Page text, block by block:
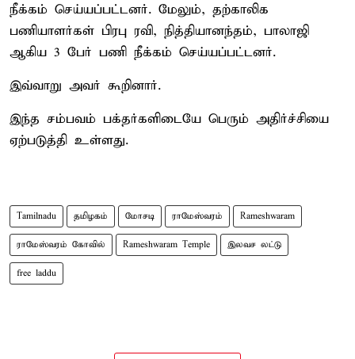
நீக்கம் செய்யப்பட்டனர். மேலும், தற்காலிக
பணியாளர்கள் பிரபு ரவி, நித்தியானந்தம், பாலாஜி
ஆகிய 3 பேர் பணி நீக்கம் செய்யப்பட்டனர்.
இவ்வாறு அவர் கூறினார்.
இந்த சம்பவம் பக்தர்களிடையே பெரும் அதிர்ச்சியை
ஏற்படுத்தி உள்ளது.
Tamilnadu தமிழகம் மோசடி ராமேஸ்வரம் Rameshwaram
ராமேஸ்வரம் கோவில் Rameshwaram Temple இலவச லட்டு
free laddu